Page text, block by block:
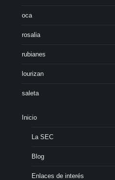
oca
rosalia
rubianes
lourizan
saleta
Inicio
La SEC
Blog
Enlaces de interés